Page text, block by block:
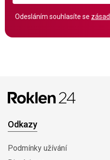
Odesláním souhlasíte se
Odkazy
Podmínky užívání